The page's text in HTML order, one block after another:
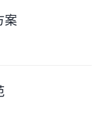
案